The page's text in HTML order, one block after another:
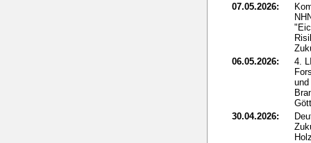
07.05.2026:
06.05.2026:
4.
30.04.2026: